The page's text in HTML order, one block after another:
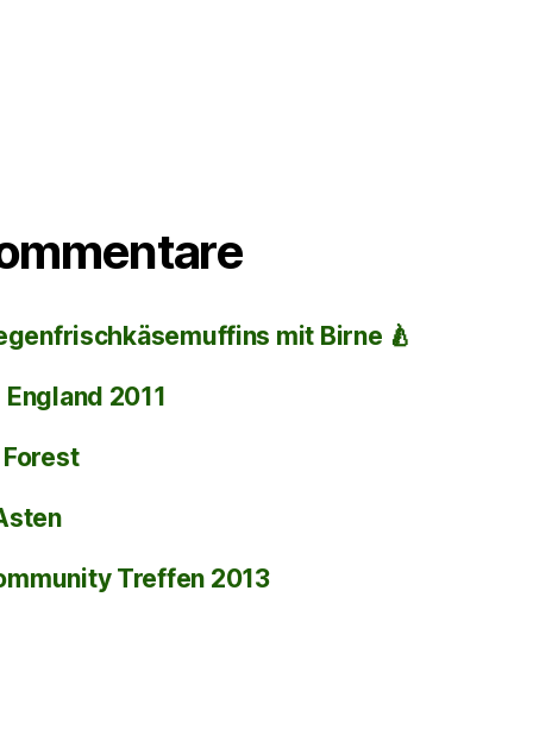
mit Birne 🍐
England 2011
Treffen 2013